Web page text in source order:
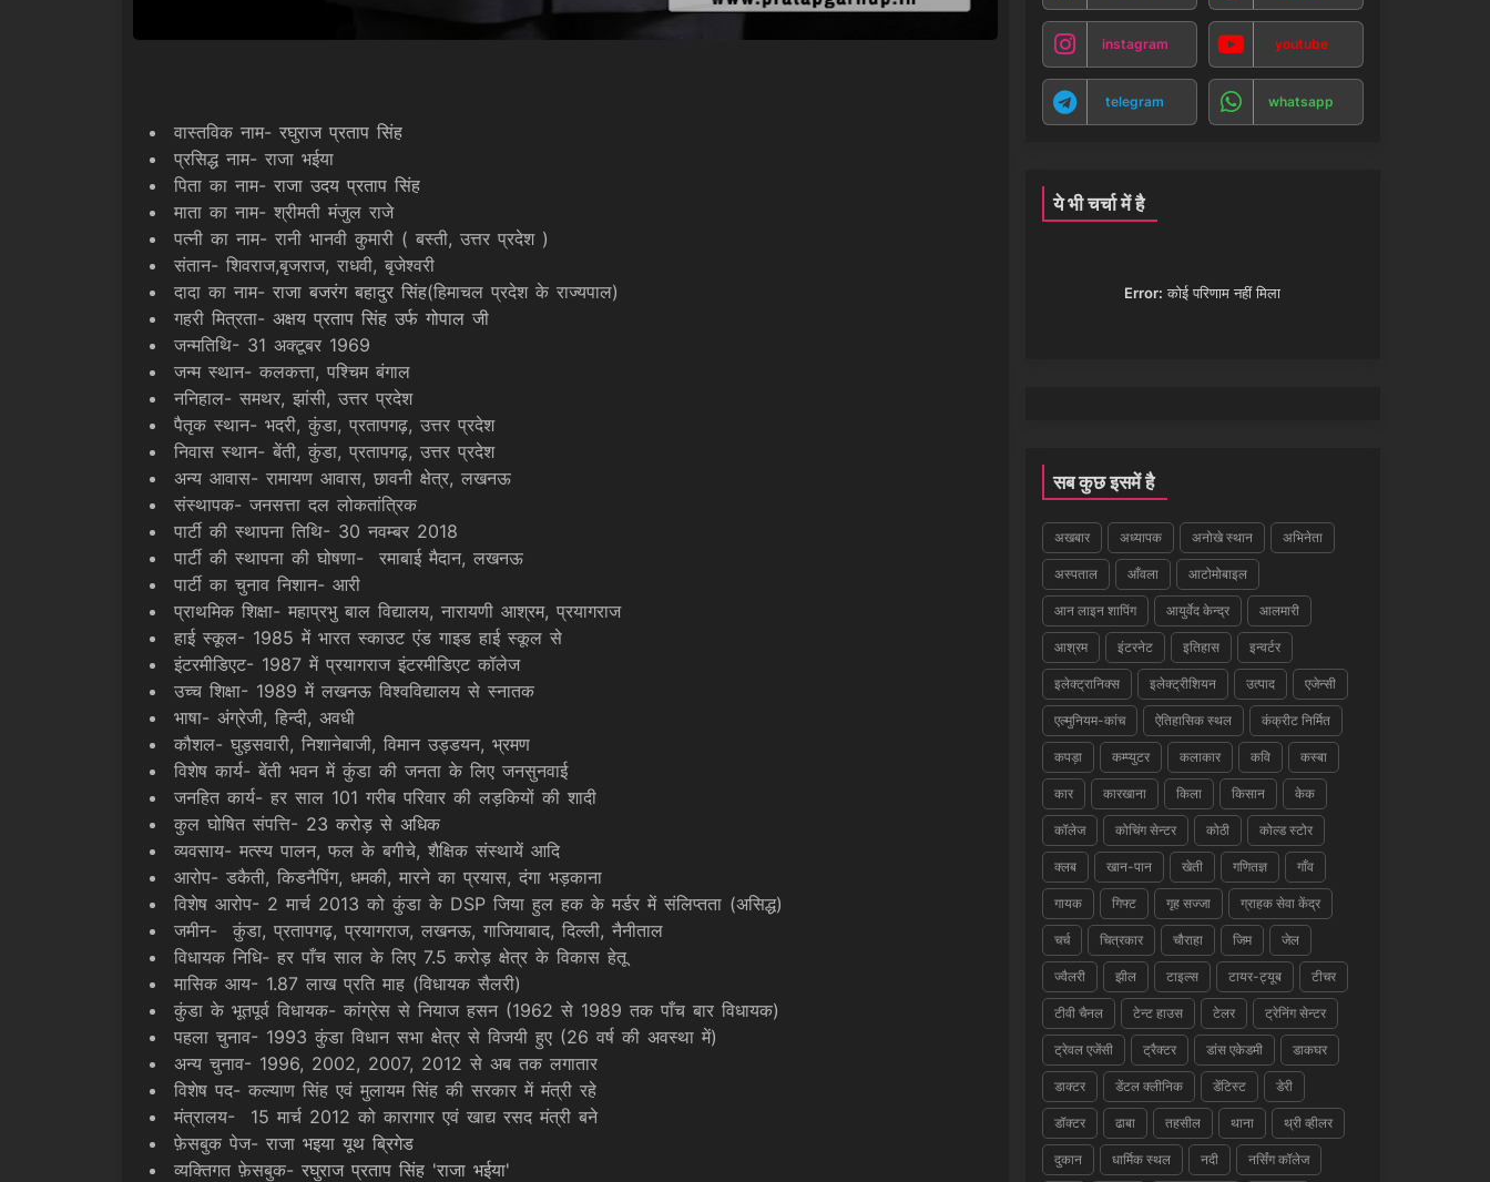
वास्तविक नाम- रघुराज प्रताप सिंह
प्रसिद्ध नाम- राजा भईया
पिता का नाम- राजा उदय प्रताप सिंह
माता का नाम- श्रीमती मंजुल राजे
पत्नी का नाम- रानी भानवी कुमारी ( बस्ती, उत्तर प्रदेश )
संतान- शिवराज,बृजराज, राधवी, बृजेश्वरी
दादा का नाम- राजा बजरंग बहादुर सिंह(हिमाचल प्रदेश के राज्यपाल)
गहरी मित्रता- अक्षय प्रताप सिंह उर्फ गोपाल जी
जन्मतिथि- 31 अक्टूबर 1969
जन्म स्थान- कलकत्ता, पश्चिम बंगाल
ननिहाल- समथर, झांसी, उत्तर प्रदेश
पैतृक स्थान- भदरी, कुंडा, प्रतापगढ़, उत्तर प्रदेश
निवास स्थान- बेंती, कुंडा, प्रतापगढ़, उत्तर प्रदेश
अन्य आवास- रामायण आवास, छावनी क्षेत्र, लखनऊ
संस्थापक- जनसत्ता दल लोकतांत्रिक
पार्टी की स्थापना तिथि- 30 नवम्बर 2018
पार्टी की स्थापना की घोषणा- रमाबाई मैदान, लखनऊ
पार्टी का चुनाव निशान- आरी
प्राथमिक शिक्षा- महाप्रभु बाल विद्यालय, नारायणी आश्रम, प्रयागराज
हाई स्कूल- 1985 में भारत स्काउट एंड गाइड हाई स्कूल से
इंटरमीडिएट- 1987 में प्रयागराज इंटरमीडिएट कॉलेज
उच्च शिक्षा- 1989 में लखनऊ विश्वविद्यालय से स्नातक
भाषा- अंग्रेजी, हिन्दी, अवधी
कौशल- घुड़सवारी, निशानेबाजी, विमान उड्डयन, भ्रमण
विशेष कार्य- बेंती भवन में कुंडा की जनता के लिए जनसुनवाई
जनहित कार्य- हर साल 101 गरीब परिवार की लड़कियों की शादी
कुल घोषित संपत्ति- 23 करोड़ से अधिक
व्यवसाय- मत्स्य पालन, फल के बगीचे, शैक्षिक संस्थायें आदि
आरोप- डकैती, किडनैपिंग, धमकी, मारने का प्रयास, दंगा भड़काना
विशेष आरोप- 2 मार्च 2013 को कुंडा के DSP जिया हुल हक के मर्डर में संलिप्तता (असिद्ध)
जमीन- कुंडा, प्रतापगढ़, प्रयागराज, लखनऊ, गाजियाबाद, दिल्ली, नैनीताल
विधायक निधि- हर पाँच साल के लिए 7.5 करोड़ क्षेत्र के विकास हेतू
मासिक आय- 1.87 लाख प्रति माह (विधायक सैलरी)
कुंडा के भूतपूर्व विधायक- कांग्रेस से नियाज हसन (1962 से 1989 तक पाँच बार विधायक)
पहला चुनाव- 1993 कुंडा विधान सभा क्षेत्र से विजयी हुए (26 वर्ष की अवस्था में)
अन्य चुनाव- 1996, 2002, 2007, 2012 से अब तक लगातार
विशेष पद- कल्याण सिंह एवं मुलायम सिंह की सरकार में मंत्री रहे
मंत्रालय- 15 मार्च 2012 को कारागार एवं खाद्य रसद मंत्री बने
फ़ेसबुक पेज- राजा भइया यूथ ब्रिगेड
व्यक्तिगत फ़ेसबुक- रघुराज प्रताप सिंह 'राजा भईया'
instagram youtube
telegram whatsapp
ये भी चर्चा में है
Error: कोई परिणाम नहीं मिला
सब कुछ इसमें है
अखबार अध्यापक अनोखे स्थान अभिनेता
अस्पताल आँवला आटोमोबाइल
आन लाइन शापिंग आयुर्वेद केन्द्र आलमारी
आश्रम इंटरनेट इतिहास इन्वर्टर
इलेक्ट्रानिक्स इलेक्ट्रीशियन उत्पाद एजेन्सी
एल्मुनियम-कांच ऐतिहासिक स्थल कंक्रीट निर्मित
कपड़ा कम्प्युटर कलाकार कवि कस्बा
कार कारखाना किला किसान केक
कॉलेज कोचिंग सेन्टर कोठी कोल्ड स्टोर
क्लब खान-पान खेती गणितज्ञ गाँव
गायक गिफ्ट गृह सज्जा ग्राहक सेवा केंद्र
चर्च चित्रकार चौराहा जिम जेल
ज्वैलरी झील टाइल्स टायर-ट्यूब टीचर
टीवी चैनल टेन्ट हाउस टेलर ट्रेनिंग सेन्टर
ट्रेवल एजेंसी ट्रैक्टर डांस एकेडमी डाकघर
डाक्टर डेंटल क्लीनिक डेंटिस्ट डेरी
डॉक्टर ढाबा तहसील थाना थ्री व्हीलर
दुकान धार्मिक स्थल नदी नर्सिंग कॉलेज